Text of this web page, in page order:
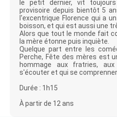
le petit dernier, vit
provisoire depuis bientôt 5
l'excentrique Florence qui a
boisson, et qui est aussi une
Alors que tout le monde fait
la mère étonne puis inquiète.
Quelque part entre les
Perche, Fête des mères est
hommage aux fratries,
s'écouter et qui se
Durée : 1h15
À partir de 12 ans